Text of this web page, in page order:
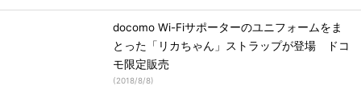
docomo Wi-Fiサポーターのユニフォームをま
とった「リカちゃん」ストラップが登場 ドコ
モ限定販売
(2018/8/8)